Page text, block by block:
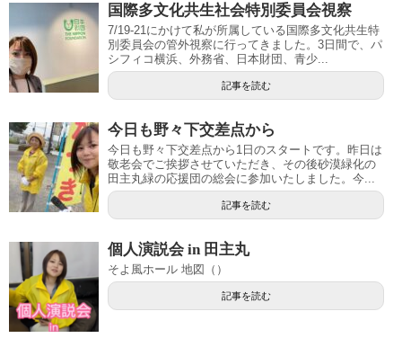
国際多文化共生社会特別委員会視察
7/19-21にかけて私が所属している国際多文化共生特
別委員会の管外視察に行ってきました。3日間で、パ
シフィコ横浜、外務省、日本財団、青少...
記事を読む
今日も野々下交差点から
今日も野々下交差点から1日のスタートです。昨日は
敬老会でご挨拶させていただき、その後砂漠緑化の
田主丸緑の応援団の総会に参加いたしました。今...
記事を読む
個人演説会 in 田主丸
そよ風ホール 地図（）
記事を読む